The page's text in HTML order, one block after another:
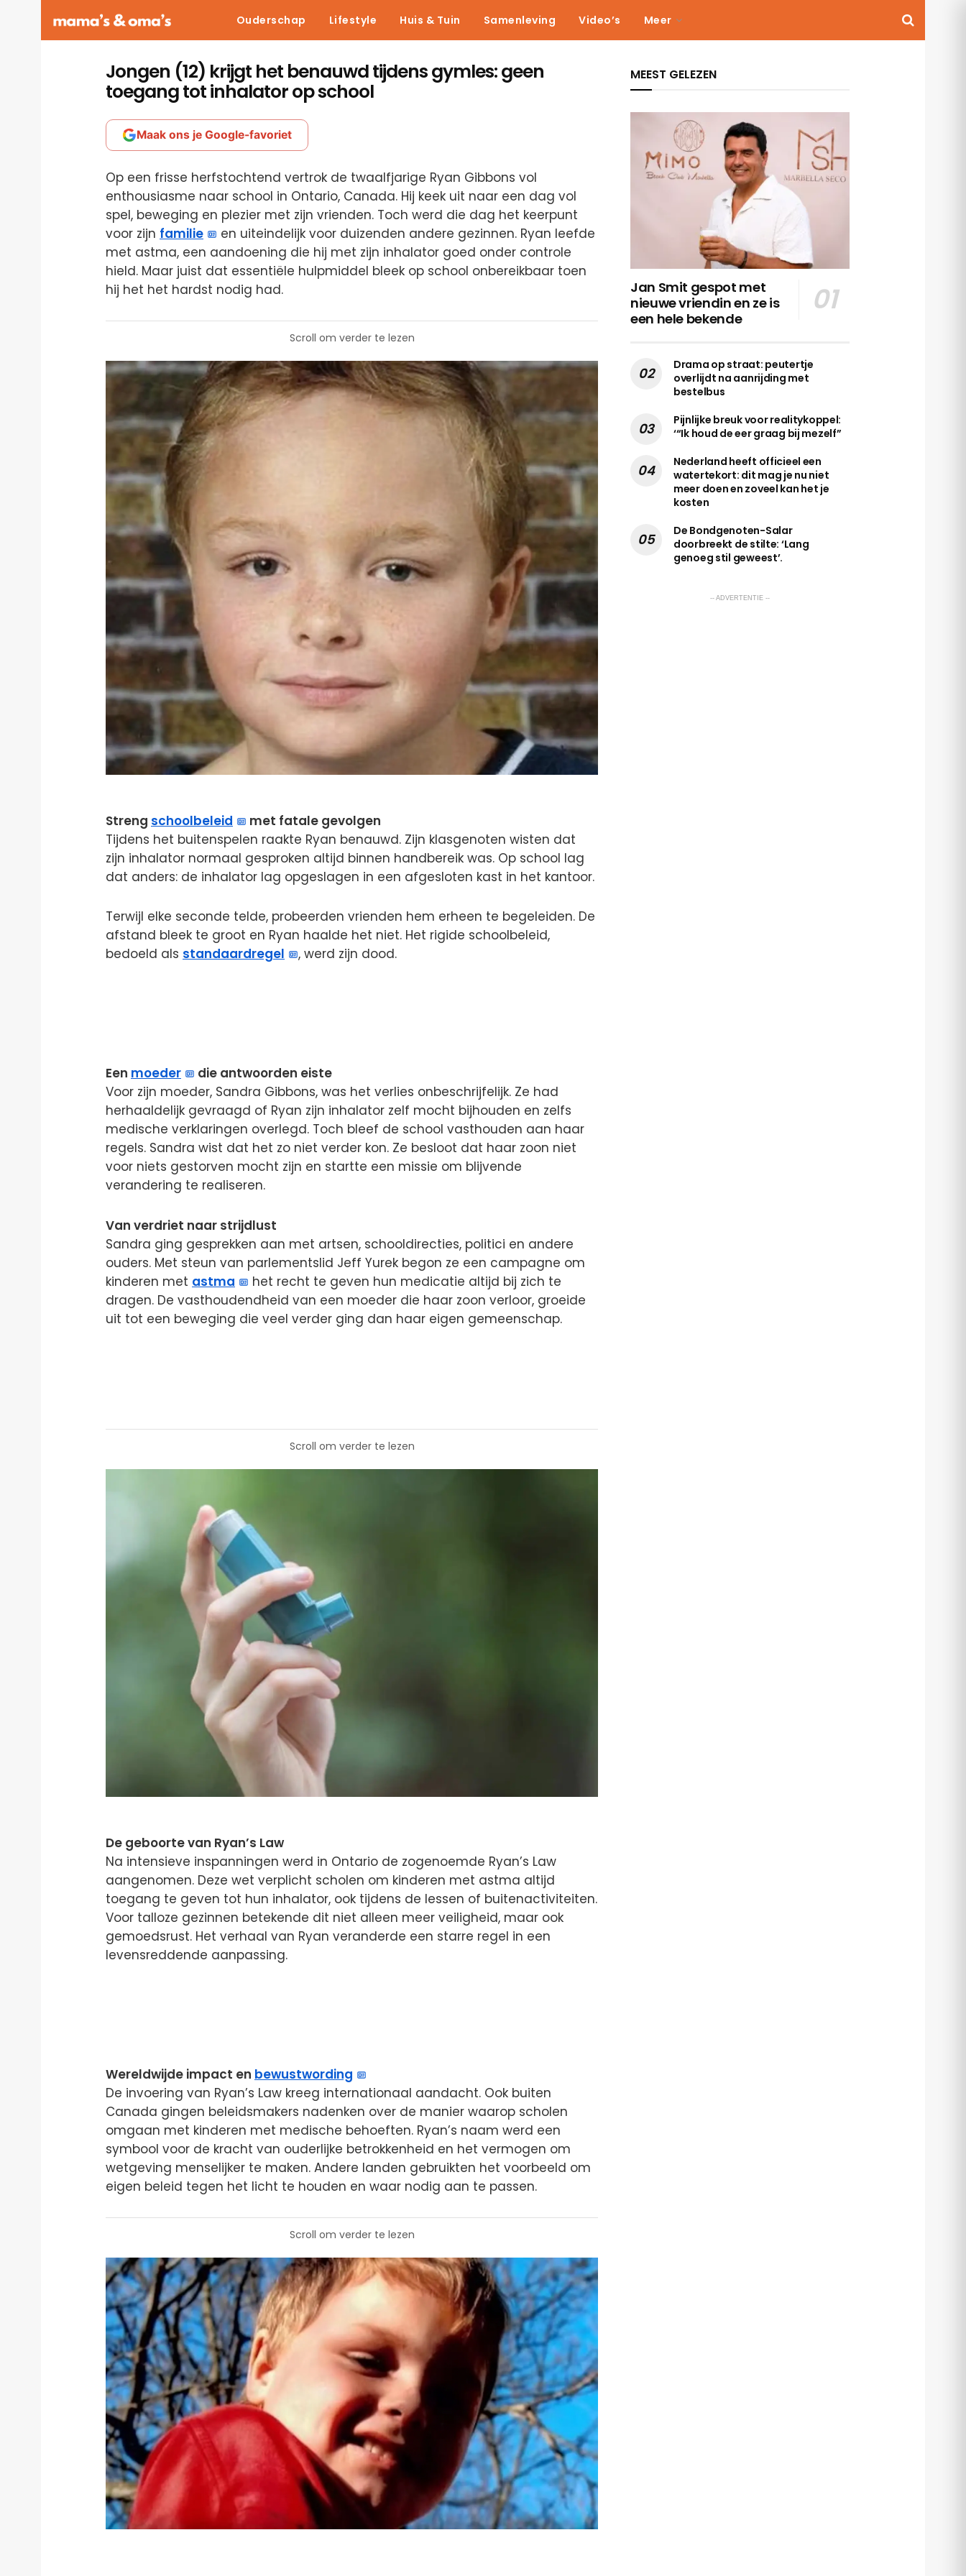
Ouderschap Lifestyle Huis & Tuin Samenleving Video’s Meer
Jongen (12) krijgt het benauwd tijdens gymles: geen
toegang tot inhalator op school
Maak ons je Google-favoriet
Op een frisse herfstochtend vertrok de twaalfjarige Ryan Gibbons vol
enthousiasme naar school in Ontario, Canada. Hij keek uit naar een dag vol
spel, beweging en plezier met zijn vrienden. Toch werd die dag het keerpunt
voor zijn familie
en uiteindelijk voor duizenden andere gezinnen. Ryan leefde
met astma, een aandoening die hij met zijn inhalator goed onder controle
hield. Maar juist dat essentiële hulpmiddel bleek op school onbereikbaar toen
hij het het hardst nodig had.
Scroll om verder te lezen
Streng schoolbeleid
met fatale gevolgen
Tijdens het buitenspelen raakte Ryan benauwd. Zijn klasgenoten wisten dat
zijn inhalator normaal gesproken altijd binnen handbereik was. Op school lag
dat anders: de inhalator lag opgeslagen in een afgesloten kast in het kantoor.
Terwijl elke seconde telde, probeerden vrienden hem erheen te begeleiden. De
afstand bleek te groot en Ryan haalde het niet. Het rigide schoolbeleid,
bedoeld als standaardregel , werd zijn dood.
Een moeder
die antwoorden eiste
Voor zijn moeder, Sandra Gibbons, was het verlies onbeschrijfelijk. Ze had
herhaaldelijk gevraagd of Ryan zijn inhalator zelf mocht bijhouden en zelfs
medische verklaringen overlegd. Toch bleef de school vasthouden aan haar
regels. Sandra wist dat het zo niet verder kon. Ze besloot dat haar zoon niet
voor niets gestorven mocht zijn en startte een missie om blijvende
verandering te realiseren.
Van verdriet naar strijdlust
Sandra ging gesprekken aan met artsen, schooldirecties, politici en andere
ouders. Met steun van parlementslid Jeff Yurek begon ze een campagne om
kinderen met astma
het recht te geven hun medicatie altijd bij zich te
dragen. De vasthoudendheid van een moeder die haar zoon verloor, groeide
uit tot een beweging die veel verder ging dan haar eigen gemeenschap.
Scroll om verder te lezen
De geboorte van Ryan’s Law
Na intensieve inspanningen werd in Ontario de zogenoemde Ryan’s Law
aangenomen. Deze wet verplicht scholen om kinderen met astma altijd
toegang te geven tot hun inhalator, ook tijdens de lessen of buitenactiviteiten.
Voor talloze gezinnen betekende dit niet alleen meer veiligheid, maar ook
gemoedsrust. Het verhaal van Ryan veranderde een starre regel in een
levensreddende aanpassing.
Wereldwijde impact en bewustwording
De invoering van Ryan’s Law kreeg internationaal aandacht. Ook buiten
Canada gingen beleidsmakers nadenken over de manier waarop scholen
omgaan met kinderen met medische behoeften. Ryan’s naam werd een
symbool voor de kracht van ouderlijke betrokkenheid en het vermogen om
wetgeving menselijker te maken. Andere landen gebruikten het voorbeeld om
eigen beleid tegen het licht te houden en waar nodig aan te passen.
Scroll om verder te lezen
MEEST GELEZEN
Jan Smit gespot met
nieuwe vriendin en ze is
een hele bekende
Drama op straat: peutertje
overlijdt na aanrijding met
bestelbus
Pijnlijke breuk voor realitykoppel:
‘“Ik houd de eer graag bij mezelf”
Nederland heeft officieel een
watertekort: dit mag je nu niet
meer doen en zoveel kan het je
kosten
De Bondgenoten-Salar
doorbreekt de stilte: ‘Lang
genoeg stil geweest’.
-- ADVERTENTIE --